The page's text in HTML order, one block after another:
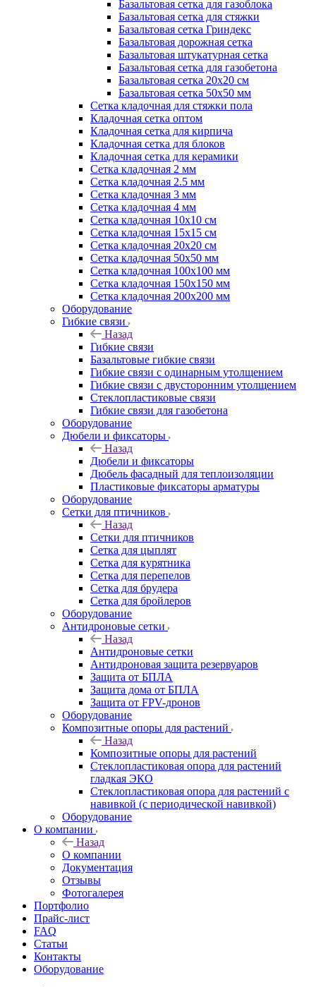
Базальтовая сетка для газоблока
Базальтовая сетка для стяжки
Базальтовая сетка Гриндекс
Базальтовая дорожная сетка
Базальтовая штукатурная сетка
Базальтовая сетка для газобетона
Базальтовая сетка 20x20 см
Базальтовая сетка 50x50 мм
Сетка кладочная для стяжки пола
Кладочная сетка оптом
Кладочная сетка для кирпича
Кладочная сетка для блоков
Кладочная сетка для керамики
Сетка кладочная 2 мм
Сетка кладочная 2.5 мм
Сетка кладочная 3 мм
Сетка кладочная 4 мм
Сетка кладочная 10x10 см
Сетка кладочная 15x15 см
Сетка кладочная 20x20 см
Сетка кладочная 50x50 мм
Сетка кладочная 100x100 мм
Сетка кладочная 150x150 мм
Сетка кладочная 200x200 мм
Оборудование
Гибкие связи
Назад
Гибкие связи
Базальтовые гибкие связи
Гибкие связи с одинарным утолщением
Гибкие связи с двусторонним утолщением
Стеклопластиковые связи
Гибкие связи для газобетона
Оборудование
Дюбели и фиксаторы
Назад
Дюбели и фиксаторы
Дюбель фасадный для теплоизоляции
Пластиковые фиксаторы арматуры
Оборудование
Сетки для птичников
Назад
Сетки для птичников
Сетка для цыплят
Сетка для курятника
Сетка для перепелов
Сетка для брудера
Сетка для бройлеров
Оборудование
Антидроновые сетки
Назад
Антидроновые сетки
Антидроновая защита резервуаров
Защита от БПЛА
Защита дома от БПЛА
Защита от FPV-дронов
Оборудование
Композитные опоры для растений
Назад
Композитные опоры для растений
Стеклопластиковая опора для растений
гладкая ЭКО
Стеклопластиковая опора для растений с
навивкой (с периодической навивкой)
Оборудование
О компании
Назад
О компании
Документация
Отзывы
Фотогалерея
Портфолио
Прайс-лист
FAQ
Статьи
Контакты
Оборудование